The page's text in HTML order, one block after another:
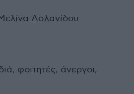
Ασλανίδου
φοιτητές, άνεργοι,